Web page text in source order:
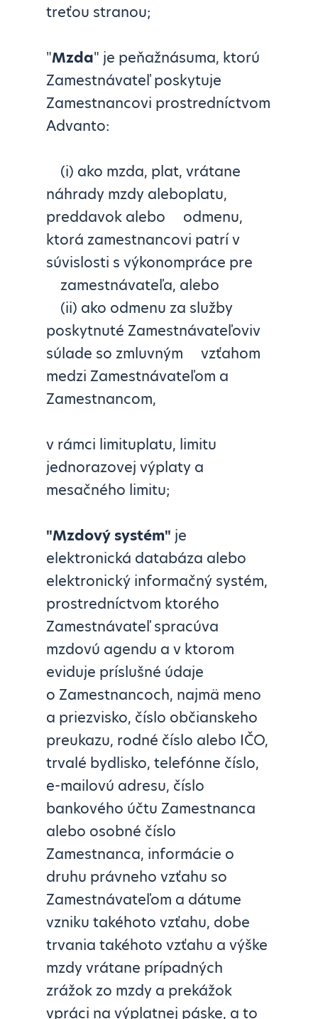
treťou stranou;
"Mzda" je peňažnásuma, ktorú
Zamestnávateľ poskytuje
Zamestnancovi prostredníctvom
Advanto:
(i) ako mzda, plat, vrátane
náhrady mzdy aleboplatu,
preddavok alebo odmenu,
ktorá zamestnancovi patrí v
súvislosti s výkonompráce pre
zamestnávateľa, alebo
(ii) ako odmenu za služby
poskytnuté Zamestnávateľoviv
súlade so zmluvným vzťahom
medzi Zamestnávateľom a
Zamestnancom,
v rámci limituplatu, limitu
jednorazovej výplaty a
mesačného limitu;
"Mzdový systém" je
elektronická databáza alebo
elektronický informačný systém,
prostredníctvom ktorého
Zamestnávateľ spracúva
mzdovú agendu a v ktorom
eviduje príslušné údaje
o Zamestnancoch, najmä meno
a priezvisko, číslo občianskeho
preukazu, rodné číslo alebo IČO,
trvalé bydlisko, telefónne číslo,
e-mailovú adresu, číslo
bankového účtu Zamestnanca
alebo osobné číslo
Zamestnanca, informácie o
druhu právneho vzťahu so
Zamestnávateľom a dátume
vzniku takéhoto vzťahu, dobe
trvania takéhoto vzťahu a výške
mzdy vrátane prípadných
zrážok zo mzdy a prekážok
vpráci na výplatnej páske, a to